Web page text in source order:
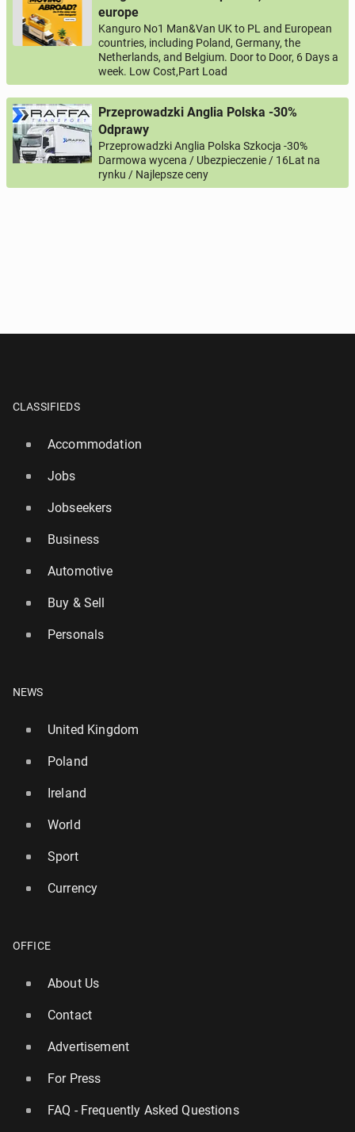
europe
Kanguro No1 Man&Van UK to PL and European
countries, including Poland, Germany, the
Netherlands, and Belgium. Door to Door, 6 Days a
week. Low Cost,Part Load
Przeprowadzki Anglia Polska -30%
Odprawy
Przeprowadzki Anglia Polska Szkocja -30%
Darmowa wycena / Ubezpieczenie / 16Lat na
rynku / Najlepsze ceny
CLASSIFIEDS
Accommodation
Jobs
Jobseekers
Business
Automotive
Buy & Sell
Personals
NEWS
United Kingdom
Poland
Ireland
World
Sport
Currency
OFFICE
About Us
Contact
Advertisement
For Press
FAQ - Frequently Asked Questions